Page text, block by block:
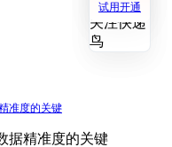
关注快递
鸟
试用开通
准度的关键
据精准度的关键
关注快递
鸟
试用开通